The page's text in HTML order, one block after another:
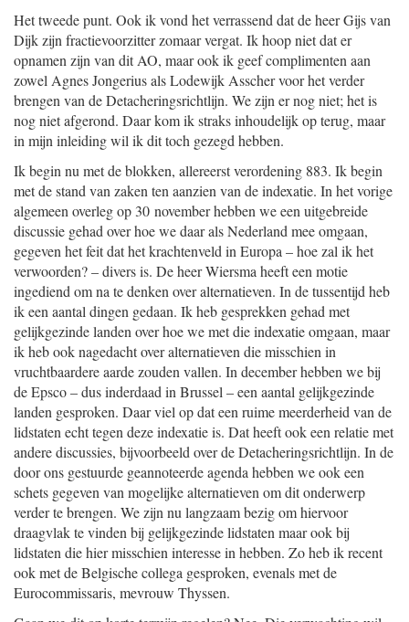
Het tweede punt. Ook ik vond het verrassend dat de heer Gijs van
Dijk zijn fractievoorzitter zomaar vergat. Ik hoop niet dat er
opnamen zijn van dit AO, maar ook ik geef complimenten aan
zowel Agnes Jongerius als Lodewijk Asscher voor het verder
brengen van de Detacheringsrichtlijn. We zijn er nog niet; het is
nog niet afgerond. Daar kom ik straks inhoudelijk op terug, maar
in mijn inleiding wil ik dit toch gezegd hebben.
Ik begin nu met de blokken, allereerst verordening 883. Ik begin
met de stand van zaken ten aanzien van de indexatie. In het vorige
algemeen overleg op 30 november hebben we een uitgebreide
discussie gehad over hoe we daar als Nederland mee omgaan,
gegeven het feit dat het krachtenveld in Europa – hoe zal ik het
verwoorden? – divers is. De heer Wiersma heeft een motie
ingediend om na te denken over alternatieven. In de tussentijd heb
ik een aantal dingen gedaan. Ik heb gesprekken gehad met
gelijkgezinde landen over hoe we met die indexatie omgaan, maar
ik heb ook nagedacht over alternatieven die misschien in
vruchtbaardere aarde zouden vallen. In december hebben we bij
de Epsco – dus inderdaad in Brussel – een aantal gelijkgezinde
landen gesproken. Daar viel op dat een ruime meerderheid van de
lidstaten echt tegen deze indexatie is. Dat heeft ook een relatie met
andere discussies, bijvoorbeeld over de Detacheringsrichtlijn. In de
door ons gestuurde geannoteerde agenda hebben we ook een
schets gegeven van mogelijke alternatieven om dit onderwerp
verder te brengen. We zijn nu langzaam bezig om hiervoor
draagvlak te vinden bij gelijkgezinde lidstaten maar ook bij
lidstaten die hier misschien interesse in hebben. Zo heb ik recent
ook met de Belgische collega gesproken, evenals met de
Eurocommissaris, mevrouw Thyssen.